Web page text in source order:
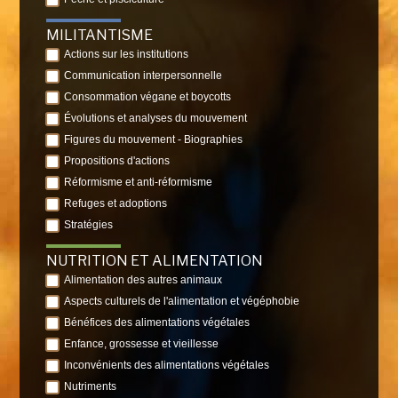
MILITANTISME
Actions sur les institutions
Communication interpersonnelle
Consommation végane et boycotts
Évolutions et analyses du mouvement
Figures du mouvement - Biographies
Propositions d'actions
Réformisme et anti-réformisme
Refuges et adoptions
Stratégies
NUTRITION ET ALIMENTATION
Alimentation des autres animaux
Aspects culturels de l'alimentation et végéphobie
Bénéfices des alimentations végétales
Enfance, grossesse et vieillesse
Inconvénients des alimentations végétales
Nutriments